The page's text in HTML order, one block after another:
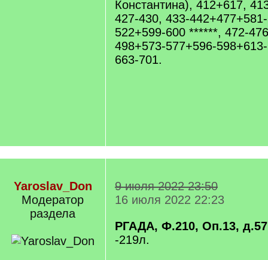
Константина), 412+617,
427-430, 433-
522+599-600 ******, 472-
498+573-577+596-
663-701.
Yaroslav_Don
Модератор
раздела
9 июля 2022 23:50
16 июля 2022 22:23
РГАДА, Ф.210, Оп.13,
-219л.